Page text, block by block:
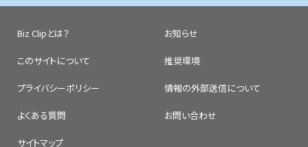
Biz Clipとは？ お知らせ
このサイトについて 推奨環境
プライバシーポリシー 情報の外部送信について
よくある質問 お問い合わせ
サイトマップ